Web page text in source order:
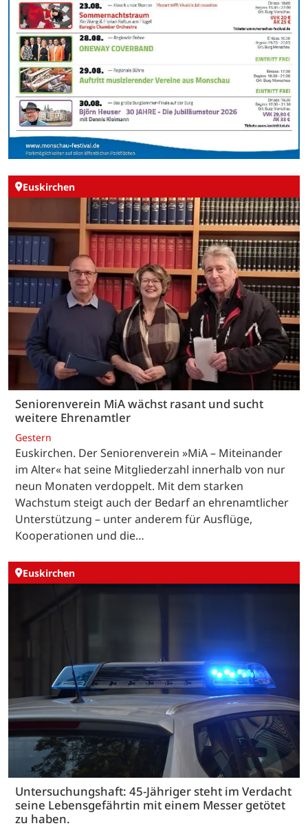
Euskirchen
Seniorenverein MiA wächst rasant und sucht
weitere Ehrenamtler
Gestern
Euskirchen. Der Seniorenverein »MiA – Miteinander
im Alter« hat seine Mitgliederzahl innerhalb von nur
neun Monaten verdoppelt. Mit dem starken
Wachstum steigt auch der Bedarf an ehrenamtlicher
Unterstützung – unter anderem für Ausflüge,
Kooperationen und die…
Euskirchen
Untersuchungshaft: 45-Jähriger steht im Verdacht
seine Lebensgefährtin mit einem Messer getötet
zu haben.